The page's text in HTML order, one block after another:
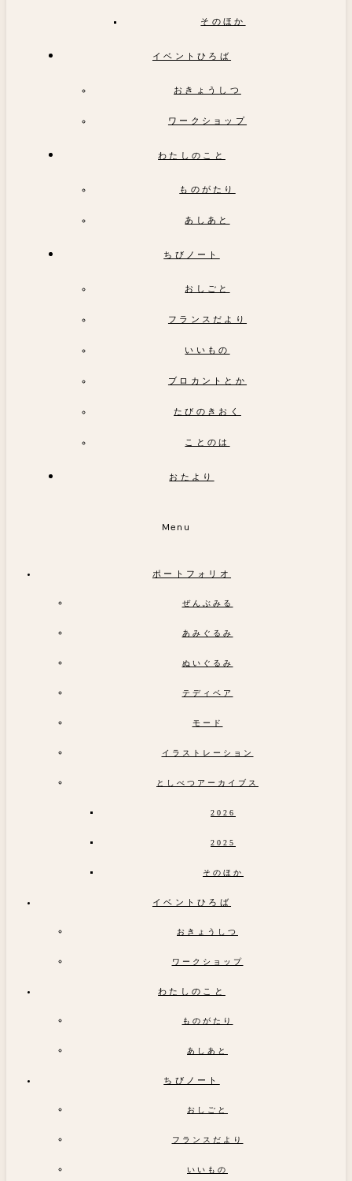
そのほか
イベントひろば
おきょうしつ
ワークショップ
わたしのこと
ものがたり
あしあと
ちびノート
おしごと
フランスだより
いいもの
ブロカントとか
たびのきおく
ことのは
おたより
Menu
ポートフォリオ
ぜんぶみる
あみぐるみ
ぬいぐるみ
テディベア
モード
イラストレーション
としべつアーカイブス
2026
2025
そのほか
イベントひろば
おきょうしつ
ワークショップ
わたしのこと
ものがたり
あしあと
ちびノート
おしごと
フランスだより
いいもの